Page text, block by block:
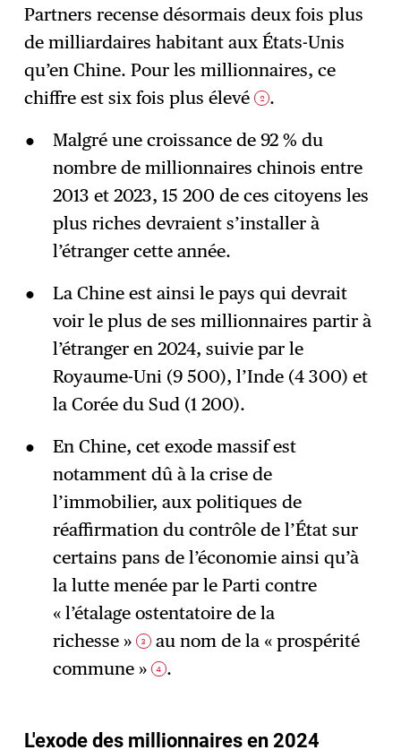
Partners recense désormais deux fois plus
de milliardaires habitant aux États-Unis
qu’en Chine. Pour les millionnaires, ce
chiffre est six fois plus élevé 2 .
Malgré une croissance de 92 % du
nombre de millionnaires chinois entre
2013 et 2023, 15 200 de ces citoyens les
plus riches devraient s’installer à
l’étranger cette année.
La Chine est ainsi le pays qui devrait
voir le plus de ses millionnaires partir à
l’étranger en 2024, suivie par le
Royaume-Uni (9 500), l’Inde (4 300) et
la Corée du Sud (1 200).
En Chine, cet exode massif est
notamment dû à la crise de
l’immobilier, aux politiques de
réaffirmation du contrôle de l’État sur
certains pans de l’économie ainsi qu’à
la lutte menée par le Parti contre
« l’étalage ostentatoire de la
richesse »
3 au nom de la « prospérité
commune »
4 .